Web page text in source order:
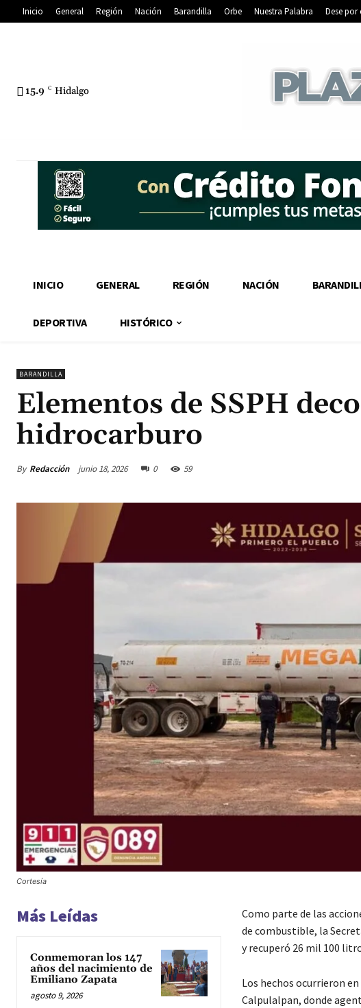
Inicio General Región Nación Barandilla Orbe Nuestra Palabra Dese por
15.9 C Hidalgo
INICIO GENERAL REGIÓN NACIÓN
DEPORTIVA HISTÓRICO
BARANDILLA
Elementos de SSPH
hidrocarburo
By Redacción junio 18, 2026 0 59
Cortesía
Más Leídas
Conmemoran los 147
años del nacimiento de
Emiliano Zapata
agosto 9, 2026
Como parte de las
de combustible, la
y recuperó 26 mil 100
Los hechos ocurrieron
Calpulalpan, donde